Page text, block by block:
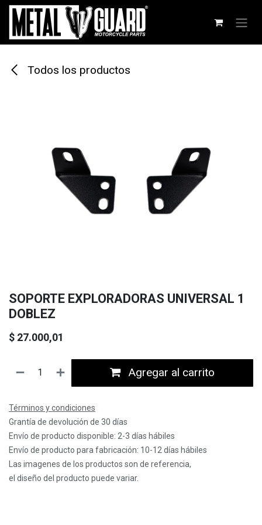
Ir al contenido
Todos los productos
SOPORTE EXPLORADORAS UNIVERSAL 1
DOBLEZ
$ 27.000,01
Agregar al carrito
Términos y condiciones
Grantía de devolución de 30 días
Envío de producto disponible: 2-3 días hábiles
Envío de producto para fabricación: 10-12 días hábiles
Las imagenes de los productos son de referencia,
el diseño del producto puede variar.